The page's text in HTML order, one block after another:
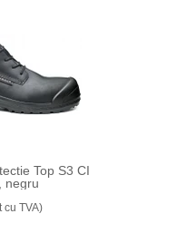
Top S3 CI
negru
cu TVA)